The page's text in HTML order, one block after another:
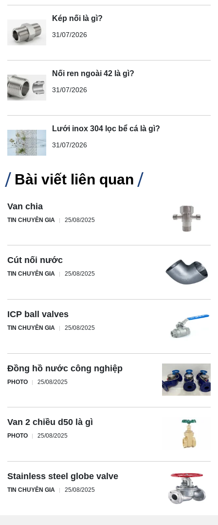
Kép nối là gì?
31/07/2026
Nối ren ngoài 42 là gì?
31/07/2026
Lưới inox 304 lọc bể cá là gì?
31/07/2026
Bài viết liên quan
Van chia
TIN CHUYÊN GIA 25/08/2025
Cút nối nước
TIN CHUYÊN GIA 25/08/2025
ICP ball valves
TIN CHUYÊN GIA 25/08/2025
Đồng hồ nước công nghiệp
PHOTO 25/08/2025
Van 2 chiều d50 là gì
PHOTO 25/08/2025
Stainless steel globe valve
TIN CHUYÊN GIA 25/08/2025